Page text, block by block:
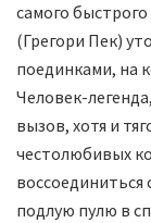
самого
(Грегори Пек)
поединками, на
Человек-
вызов, хотя и
честолюбивых
воссоединиться
подлую пулю в